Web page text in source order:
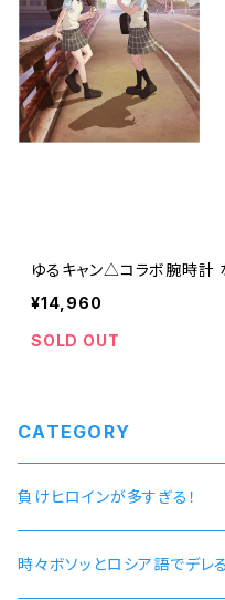
ゆるキャン△コラボ腕時計
¥14,960
SOLD OUT
CATEGORY
負けヒロインが多すぎる！
時々ボソッとロシア語でデレ